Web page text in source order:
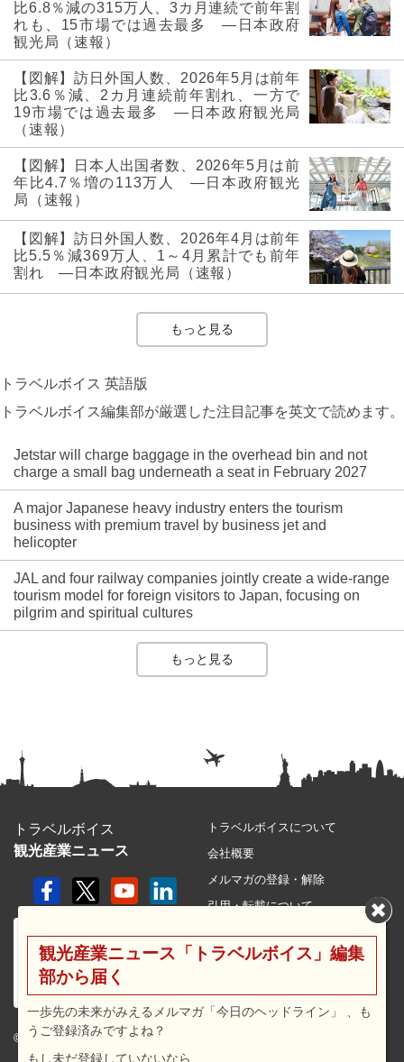
比6.8％減の315万人、3カ月連続で前年割
れも、15市場では過去最多 ―日本政府
観光局（速報）
【図解】訪日外国人数、2026年5月は前年
比3.6％減、2カ月連続前年割れ、一方で
19市場では過去最多 ―日本政府観光局
（速報）
【図解】日本人出国者数、2026年5月は前
年比4.7％増の113万人 ―日本政府観光
局（速報）
【図解】訪日外国人数、2026年4月は前年
比5.5％減369万人、1～4月累計でも前年
割れ ―日本政府観光局（速報）
もっと見る
トラベルボイス 英語版
トラベルボイス編集部が厳選した注目記事を英文で読めます。
Jetstar will charge baggage in the overhead bin and not
charge a small bag underneath a seat in February 2027
A major Japanese heavy industry enters the tourism
business with premium travel by business jet and
helicopter
JAL and four railway companies jointly create a wide-range
tourism model for foreign visitors to Japan, focusing on
pilgrim and spiritual cultures
もっと見る
トラベルボイス
観光産業ニュース
© 2026 travel voice.
トラベルボイスについて
会社概要
メルマガの登録・解除
引用・転載について
利用規約
広告メニュー・料金
観光産業ニュース「トラベルボイス」編集
部から届く
一歩先の未来がみえるメルマガ「今日のヘッドライン」 、も
うご登録済みですよね？
もし未だ登録していないなら…